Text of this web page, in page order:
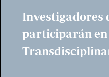
Investigadores
participarán en